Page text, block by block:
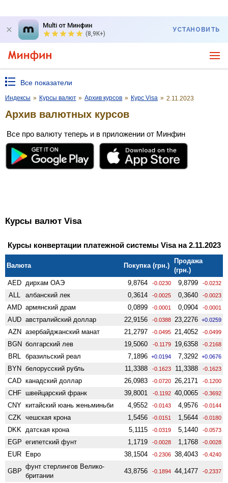
Multi от Минфин
(8,9K+)
УСТАНОВИТЬ
Все показатели
Индексы » Курсы валют » Архив курсов » Курс Visa » 2.11.2023
Архив валютных курсов
Все про валюту теперь и в приложении от Минфин
Курсы валют Visa
Курсы конвертации платежной системы Visa на 2.11.2023
Валюта Покупка (грн.)
Продажа
(грн.)
AED дирхам ОАЭ 9,8764 -0.0230 9,8799 -0.0232
ALL албанский лек 0,3614 -0.0025 0,3640 -0.0023
AMD армянский драм 0,0899 -0.0001 0,0904 -0.0001
AUD австралийский доллар 22,9156 -0.0388 23,2276 +0.0259
AZN азербайджанский манат 21,2797 -0.0495 21,4052 -0.0499
BGN болгарский лев 19,5060 -0.1179 19,6358 -0.2168
BRL бразильский реал 7,1896 +0.0194 7,3292 +0.0676
BYN белорусский рубль 11,3388 -0.1623 11,3388 -0.1623
CAD канадский доллар 26,0983 -0.0720 26,2171 -0.1200
CHF швейцарский франк 39,8001 -0.1192 40,0065 -0.3692
CNY китайский юань женьминьби 4,9552 -0.0143 4,9576 -0.0144
CZK чешская крона 1,5456 -0.0151 1,5644 -0.0180
DKK датская крона 5,1115 -0.0319 5,1440 -0.0573
EGP египетский фунт 1,1719 -0.0028 1,1768 -0.0028
EUR Евро 38,1504 -0.2306 38,4043 -0.4240
GBP
фунт стерлингов Велико­
британии
43,8756 -0.1894 44,1477 -0.2337